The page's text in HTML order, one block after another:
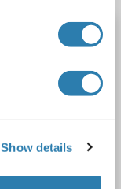
Show details